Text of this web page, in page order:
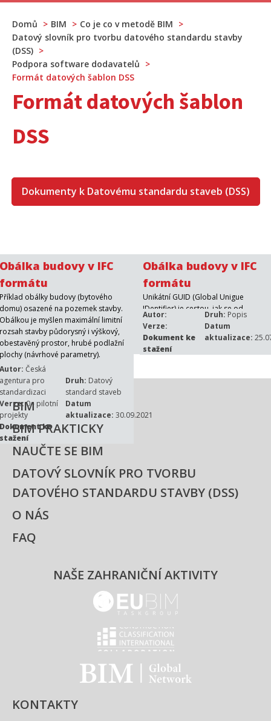
Domů BIM
Co je co v metodě BIM
Datový slovník pro tvorbu datového standardu stavby
(DSS)
Podpora software dodavatelů
Formát datových šablon DSS
Formát datových šablon
DSS
Dokumenty k Datovému standardu staveb (DSS)
Obálka budovy v IFC
formátu
Příklad obálky budovy (bytového
domu) osazené na pozemek stavby.
Obálkou je myšlen maximální limitní
rozsah stavby půdorysný i výškový,
obestavěný prostor, hrubé podlažní
plochy (návrhové parametry).
Autor: Česká
agentura pro
standardizaci
Verze:0 - pilotní
projekty
Dokument ke
stažení
Druh: Datový
standard staveb
Datum
aktualizace: 30.09.2021
Obálka budovy v IFC
formátu
Unikátní GUID (Global Unigue
IDentifier) je cestou, jak se od
přepisování posunout ke strojovému
zpracování záznamu. Identifikuje totiž
záznamy v DSS.
Autor:
Verze:
Dokument ke
stažení
Druh: Popis
Datum
aktualizace:
KONTAKTY
BIM
BIM PRAKTICKY
NAUČTE SE BIM
DATOVÝ SLOVNÍK PRO TVORBU
DATOVÉHO STANDARDU STAVBY (DSS)
O NÁS
FAQ
NAŠE ZAHRANIČNÍ AKTIVITY
EUBIM - logo
Classification international -
BIM - logo